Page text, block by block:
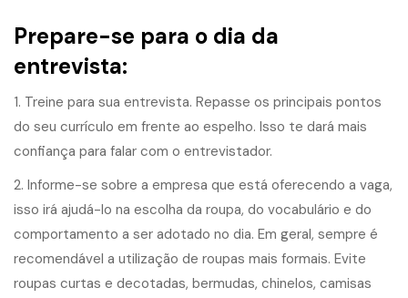
Prepare-se para o dia da
entrevista:
1. Treine para sua entrevista. Repasse os principais pontos
do seu currículo em frente ao espelho. Isso te dará mais
confiança para falar com o entrevistador.
2. Informe-se sobre a empresa que está oferecendo a vaga,
isso irá ajudá-lo na escolha da roupa, do vocabulário e do
comportamento a ser adotado no dia. Em geral, sempre é
recomendável a utilização de roupas mais formais. Evite
roupas curtas e decotadas, bermudas, chinelos, camisas